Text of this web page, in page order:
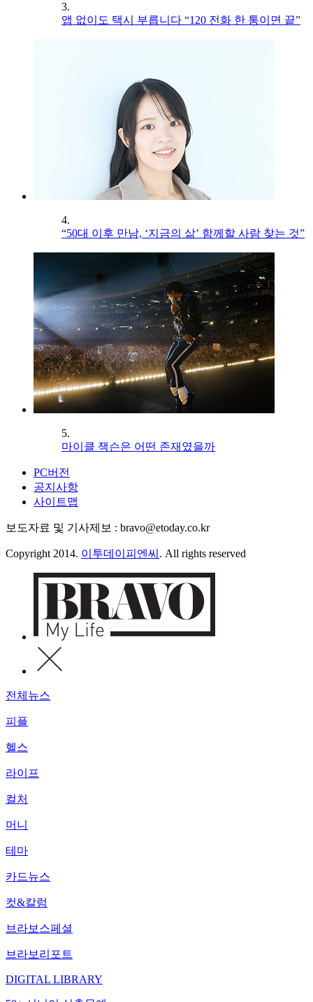
3.
앱 없이도 택시 부릅니다 “120 전화 한 통이면 끝”
4.
“50대 이후 만남, ‘지금의 삶’ 함께할 사람 찾는 것”
5.
마이클 잭슨은 어떤 존재였을까
PC버전
공지사항
사이트맵
보도자료 및 기사제보 : bravo@etoday.co.kr
Copyright 2014. 이투데이피엔씨 . All rights reserved
전체뉴스
피플
헬스
라이프
컬처
머니
테마
카드뉴스
컷&칼럼
브라보스페셜
브라보리포트
DIGITAL LIBRARY